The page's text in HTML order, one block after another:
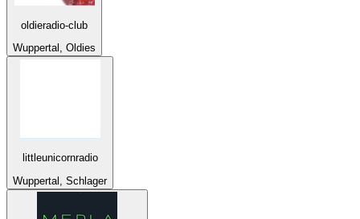
oldieradio-club
Wuppertal, Oldies
littleunicornradio
Wuppertal, Schlager